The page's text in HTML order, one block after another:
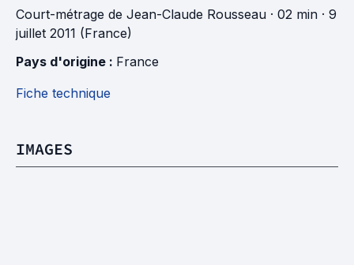
Court-métrage de Jean-Claude Rousseau · 02 min · 9
juillet 2011 (France)
Pays d'origine : France
Fiche technique
IMAGES